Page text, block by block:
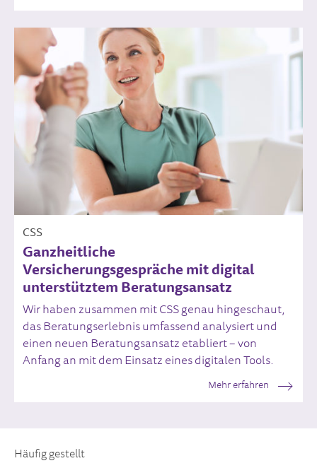
CSS
Ganzheitliche
Versicherungsgespräche mit digital
unterstütztem Beratungsansatz
Wir haben zusammen mit CSS genau hingeschaut,
das Beratungserlebnis umfassend analysiert und
einen neuen Beratungsansatz etabliert – von
Anfang an mit dem Einsatz eines digitalen Tools.
Mehr erfahren
Häufig gestellt